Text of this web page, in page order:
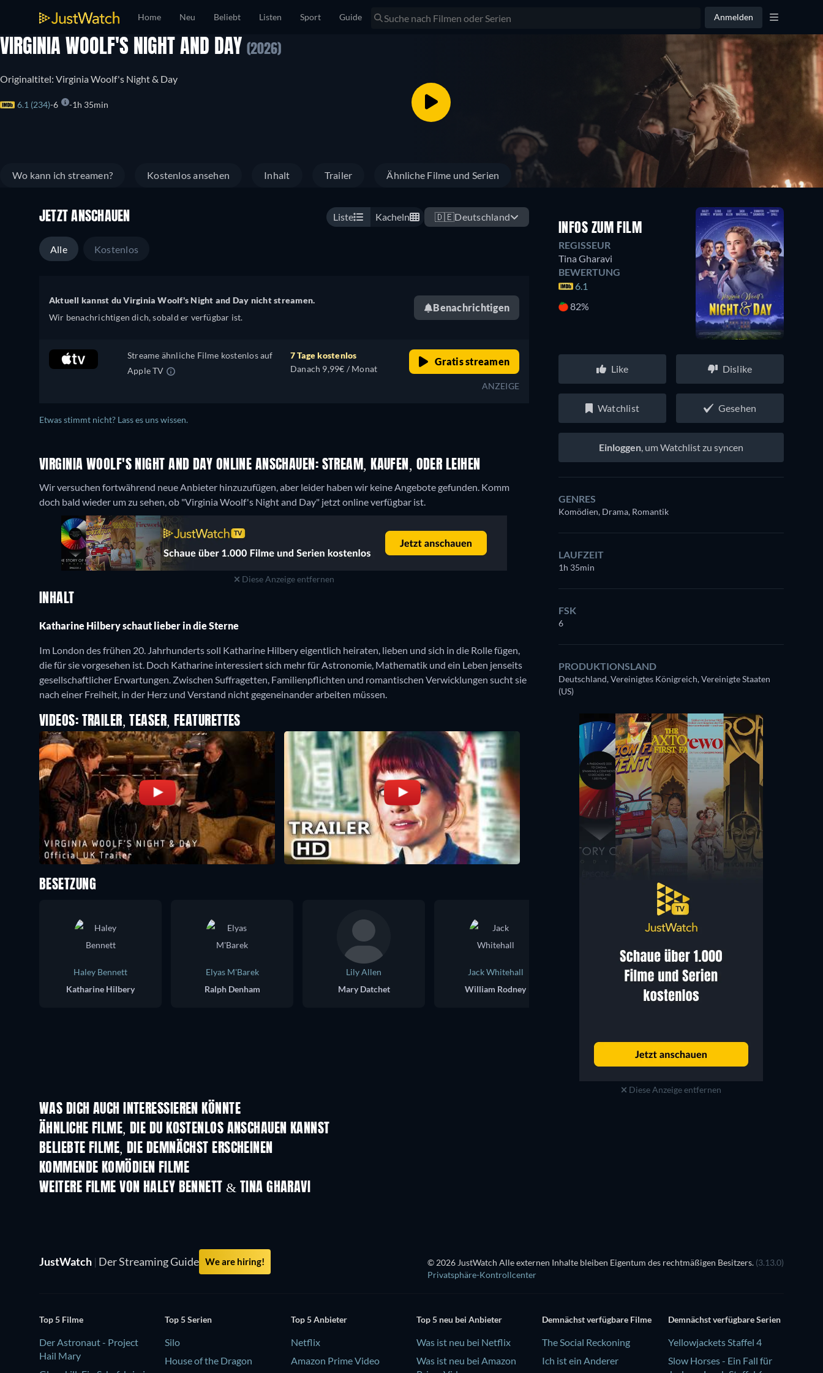
Home Neu Beliebt Listen Sport Guide Anmelden
VIRGINIA WOOLF'S NIGHT AND DAY (2026)
Originaltitel: Virginia Woolf's Night & Day
6.1 (234) 6 1h 35min
Wo kann ich streamen? Kostenlos ansehen Inhalt Trailer Ähnliche Filme und Serien
JETZT ANSCHAUEN Liste Kacheln 🇩🇪Deutschland
Alle Kostenlos
Aktuell kannst du Virginia Woolf's Night and Day nicht streamen.
Wir benachrichtigen dich, sobald er verfügbar ist.
Benachrichtigen
Streame ähnliche Filme kostenlos auf
Apple TV
7 Tage kostenlos
Danach 9,99€ / Monat
Gratis streamen
ANZEIGE
Etwas stimmt nicht? Lass es uns wissen.
VIRGINIA WOOLF'S NIGHT AND DAY ONLINE ANSCHAUEN: STREAM, KAUFEN, ODER LEIHEN
Wir versuchen fortwährend neue Anbieter hinzuzufügen, aber leider haben wir keine Angebote gefunden. Komm
doch bald wieder um zu sehen, ob "Virginia Woolf's Night and Day" jetzt online verfügbar ist.
Diese Anzeige entfernen
INHALT
Katharine Hilbery schaut lieber in die Sterne
Im London des frühen 20. Jahrhunderts soll Katharine Hilbery eigentlich heiraten, lieben und sich in die Rolle fügen,
die für sie vorgesehen ist. Doch Katharine interessiert sich mehr für Astronomie, Mathematik und ein Leben jenseits
gesellschaftlicher Erwartungen. Zwischen Suffragetten, Familienpflichten und romantischen Verwicklungen sucht sie
nach einer Freiheit, in der Herz und Verstand nicht gegeneinander arbeiten müssen.
VIDEOS: TRAILER, TEASER, FEATURETTES
INFOS ZUM FILM
REGISSEUR
Tina Gharavi
BEWERTUNG
6.1
82%
Like Dislike
Watchlist Gesehen
Einloggen, um Watchlist zu syncen
GENRES
Komödien, Drama, Romantik
LAUFZEIT
1h 35min
FSK
6
PRODUKTIONSLAND
Deutschland, Vereinigtes Königreich, Vereinigte Staaten
(US)
Diese Anzeige entfernen
BESETZUNG
Haley Bennett
Katharine Hilbery
Elyas M'Barek
Ralph Denham
Lily Allen
Mary Datchet
Jack Whitehall
William Rodney
Jennifer Saunders
Bess Hilbery
WAS DICH AUCH INTERESSIEREN KÖNNTE
ÄHNLICHE FILME, DIE DU KOSTENLOS ANSCHAUEN KANNST
BELIEBTE FILME, DIE DEMNÄCHST ERSCHEINEN
KOMMENDE KOMÖDIEN FILME
WEITERE FILME VON HALEY BENNETT & TINA GHARAVI
JustWatch | Der Streaming Guide We are hiring! © 2026 JustWatch Alle externen Inhalte bleiben Eigentum des rechtmäßigen Besitzers. (3.13.0)
Privatsphäre-Kontrollcenter
Top 5 Filme
Der Astronaut - Project
Hail Mary
Top 5 Serien
Silo
House of the Dragon
Top 5 Anbieter
Netflix
Amazon Prime Video
Top 5 neu bei Anbieter
Was ist neu bei Netflix
Was ist neu bei Amazon
Demnächst verfügbare Filme
The Social Reckoning
Ich ist ein Anderer
Demnächst verfügbare Serien
Yellowjackets Staffel 4
Slow Horses - Ein Fall für